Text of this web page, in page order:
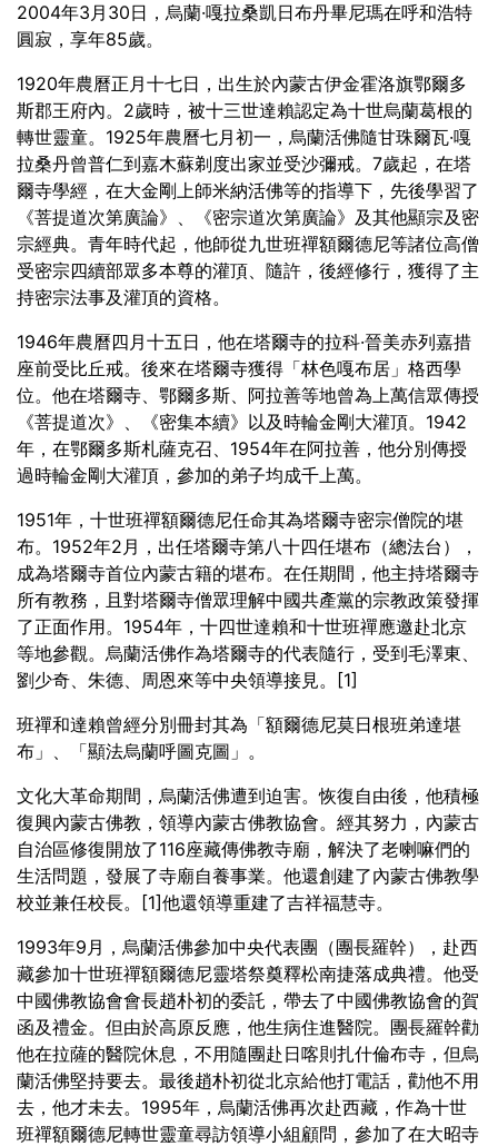
2004年3月30日，烏蘭·嘎拉桑凱日布丹畢尼瑪在呼和浩特
圓寂，享年85歲。
1920年農曆正月十七日，出生於內蒙古伊金霍洛旗鄂爾多
斯郡王府內。2歲時，被十三世達賴認定為十世烏蘭葛根的
轉世靈童。1925年農曆七月初一，烏蘭活佛隨甘珠爾瓦·嘎
拉桑丹曾普仁到嘉木蘇剃度出家並受沙彌戒。7歲起，在塔
爾寺學經，在大金剛上師米納活佛等的指導下，先後學習了
《菩提道次第廣論》、《密宗道次第廣論》及其他顯宗及密
宗經典。青年時代起，他師從九世班禪額爾德尼等諸位高僧
受密宗四續部眾多本尊的灌頂、隨許，後經修行，獲得了主
持密宗法事及灌頂的資格。
1946年農曆四月十五日，他在塔爾寺的拉科·晉美赤列嘉措
座前受比丘戒。後來在塔爾寺獲得「林色嘎布居」格西學
位。他在塔爾寺、鄂爾多斯、阿拉善等地曾為上萬信眾傳授
《菩提道次》、《密集本續》以及時輪金剛大灌頂。1942
年，在鄂爾多斯札薩克召、1954年在阿拉善，他分別傳授
過時輪金剛大灌頂，參加的弟子均成千上萬。
1951年，十世班禪額爾德尼任命其為塔爾寺密宗僧院的堪
布。1952年2月，出任塔爾寺第八十四任堪布（總法台），
成為塔爾寺首位內蒙古籍的堪布。在任期間，他主持塔爾寺
所有教務，且對塔爾寺僧眾理解中國共產黨的宗教政策發揮
了正面作用。1954年，十四世達賴和十世班禪應邀赴北京
等地參觀。烏蘭活佛作為塔爾寺的代表隨行，受到毛澤東、
劉少奇、朱德、周恩來等中央領導接見。[1]
班禪和達賴曾經分別冊封其為「額爾德尼莫日根班弟達堪
布」、「顯法烏蘭呼圖克圖」。
文化大革命期間，烏蘭活佛遭到迫害。恢復自由後，他積極
復興內蒙古佛教，領導內蒙古佛教協會。經其努力，內蒙古
自治區修復開放了116座藏傳佛教寺廟，解決了老喇嘛們的
生活問題，發展了寺廟自養事業。他還創建了內蒙古佛教學
校並兼任校長。[1]他還領導重建了吉祥福慧寺。
1993年9月，烏蘭活佛參加中央代表團（團長羅幹），赴西
藏參加十世班禪額爾德尼靈塔祭奠釋松南捷落成典禮。他受
中國佛教協會會長趙朴初的委託，帶去了中國佛教協會的賀
函及禮金。但由於高原反應，他生病住進醫院。團長羅幹勸
他在拉薩的醫院休息，不用隨團赴日喀則扎什倫布寺，但烏
蘭活佛堅持要去。最後趙朴初從北京給他打電話，勸他不用
去，他才未去。1995年，烏蘭活佛再次赴西藏，作為十世
班禪額爾德尼轉世靈童尋訪領導小組顧問，參加了在大昭寺